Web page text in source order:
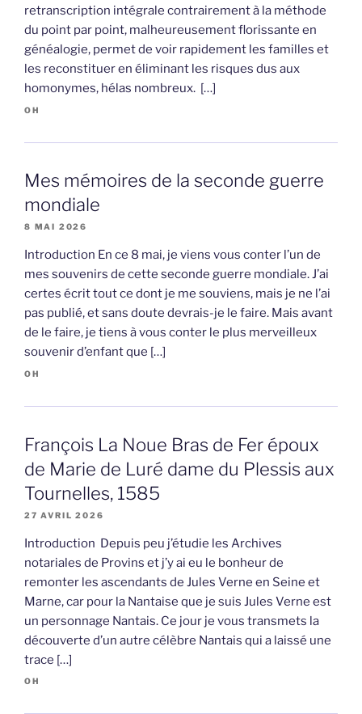
retranscription intégrale contrairement à la méthode
du point par point, malheureusement florissante en
généalogie, permet de voir rapidement les familles et
les reconstituer en éliminant les risques dus aux
homonymes, hélas nombreux. […]
OH
Mes mémoires de la seconde guerre
mondiale
8 MAI 2026
Introduction En ce 8 mai, je viens vous conter l’un de
mes souvenirs de cette seconde guerre mondiale. J’ai
certes écrit tout ce dont je me souviens, mais je ne l’ai
pas publié, et sans doute devrais-je le faire. Mais avant
de le faire, je tiens à vous conter le plus merveilleux
souvenir d’enfant que […]
OH
François La Noue Bras de Fer époux
de Marie de Luré dame du Plessis aux
Tournelles, 1585
27 AVRIL 2026
Introduction Depuis peu j’étudie les Archives
notariales de Provins et j’y ai eu le bonheur de
remonter les ascendants de Jules Verne en Seine et
Marne, car pour la Nantaise que je suis Jules Verne est
un personnage Nantais. Ce jour je vous transmets la
découverte d’un autre célèbre Nantais qui a laissé une
trace […]
OH